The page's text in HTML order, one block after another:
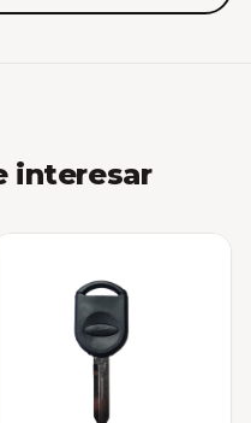
interesar